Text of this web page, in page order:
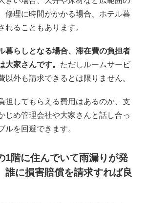
修理に時間がかかる場合、ホテル暮
れることもあります。
暮らしとなる場合、滞在費の負担者
大家さんです。 ただしルームサービ
以外も請求できるとは限りません。
担してもらえる費用はあるのか、支
じめ管理会社や大家さんと話し合っ
ルを回避できます。
1階に住んでいて雨漏りが発
誰に損害賠償を請求すれば良